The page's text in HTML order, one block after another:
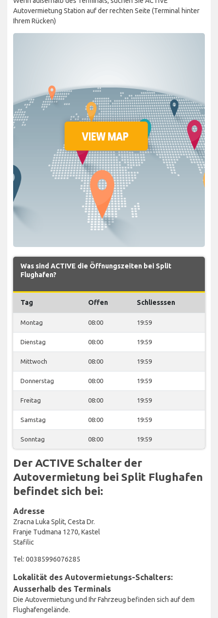
Autovermietung Station auf der rechten Seite (Terminal hinter
Ihrem Rücken)
Was sind ACTIVE die Öffnungszeiten bei Split
Flughafen?
Tag Offen Schliesssen
Montag 08:00 19:59
Dienstag 08:00 19:59
Mittwoch 08:00 19:59
Donnerstag 08:00 19:59
Freitag 08:00 19:59
Samstag 08:00 19:59
Sonntag 08:00 19:59
Der ACTIVE Schalter der
Autovermietung bei Split Flughafen
befindet sich bei:
Adresse
Zracna Luka Split, Cesta Dr.
Franje Tudmana 1270, Kastel
Stafilic
Tel: 00385996076285
Lokalität des Autovermietungs-Schalters:
Ausserhalb des Terminals
Die Autovermietung und Ihr Fahrzeug befinden sich auf dem
Flughafengelände.